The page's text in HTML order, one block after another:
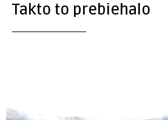
Takto to prebiehalo